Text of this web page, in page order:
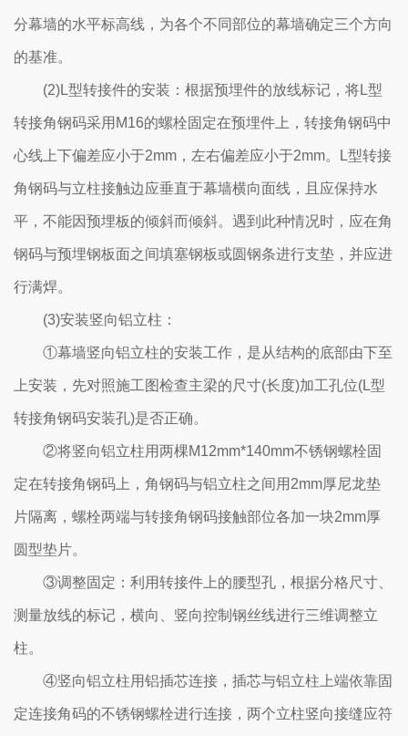
分幕墙的水平标高线，为各个不同部位的幕墙确定三个方向
的基准。
(2)L型转接件的安装：根据预埋件的放线标记，将L型
转接角钢码采用M16的螺栓固定在预埋件上，转接角钢码中
心线上下偏差应小于2mm，左右偏差应小于2mm。L型转接
角钢码与立柱接触边应垂直于幕墙横向面线，且应保持水
平，不能因预埋板的倾斜而倾斜。遇到此种情况时，应在角
钢码与预埋钢板面之间填塞钢板或圆钢条进行支垫，并应进
行满焊。
(3)安装竖向铝立柱：
①幕墙竖向铝立柱的安装工作，是从结构的底部由下至
上安装，先对照施工图检查主梁的尺寸(长度)加工孔位(L型
转接角钢码安装孔)是否正确。
②将竖向铝立柱用两棵M12mm*140mm不锈钢螺栓固
定在转接角钢码上，角钢码与铝立柱之间用2mm厚尼龙垫
片隔离，螺栓两端与转接角钢码接触部位各加一块2mm厚
圆型垫片。
③调整固定：利用转接件上的腰型孔，根据分格尺寸、
测量放线的标记，横向、竖向控制钢丝线进行三维调整立
柱。
④竖向铝立柱用铝插芯连接，插芯与铝立柱上端依靠固
定连接角码的不锈钢螺栓进行连接，两个立柱竖向接缝应符